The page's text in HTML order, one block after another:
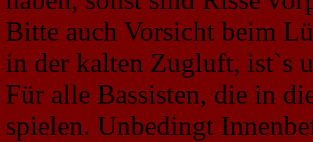
Bitte auch Vorsicht beim
in der kalten Zugluft, ist`s
Für alle Bassisten, die in
spielen. Unbedingt